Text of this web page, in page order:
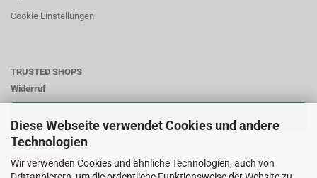
Diese Webseite verwendet Cookies und andere
Technologien
Wir verwenden Cookies und ähnliche Technologien, auch von
Cookie Einstellungen
TRUSTED SHOPS
Widerruf
Zahlungsweisen: